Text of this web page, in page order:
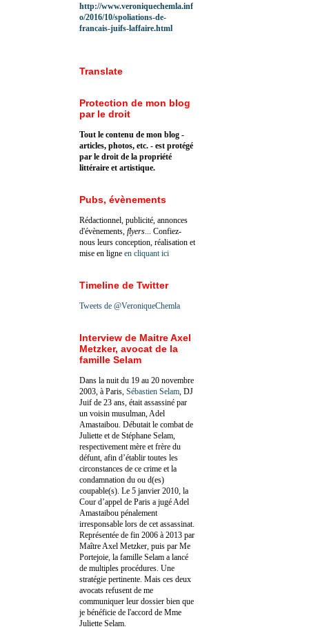
http://www.veroniquechemla.inf
o/2016/10/spoliations-de-
francais-juifs-laffaire.html
Translate
Protection de mon blog
par le droit
Tout le contenu de mon blog -
articles, photos, etc. - est protégé
par le droit de la propriété
littéraire et artistique.
Pubs, évènements
Rédactionnel, publicité, annonces
d'évènements, flyers ... Confiez-
nous leurs conception, réalisation et
mise en ligne en cliquant ici
Timeline de Twitter
Tweets de @VeroniqueChemla
Interview de Maitre Axel
Metzker, avocat de la
famille Selam
Dans la nuit du 19 au 20 novembre
2003, à Paris, Sébastien Selam , DJ
Juif de 23 ans, était assassiné par
un voisin musulman, Adel
Amastaibou. Débutait le combat de
Juliette et de Stéphane Selam,
respectivement mère et frère du
défunt, afin d’établir toutes les
circonstances de ce crime et la
condamnation du ou d(es)
coupable(s). Le 5 janvier 2010, la
Cour d’appel de Paris a jugé Adel
Amastaibou pénalement
irresponsable lors de cet assassinat.
Représentée de fin 2006 à 2013 par
Maître Axel Metzker, puis par Me
Portejoie, la famille Selam a lancé
de multiples procédures. Une
stratégie pertinente. Mais ces deux
avocats refusent de me
communiquer leur dossier bien que
je bénéficie de l'accord de Mme
Juliette Selam.